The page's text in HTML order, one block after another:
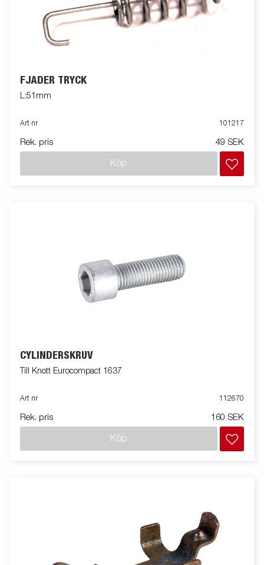
FJÄDER TRYCK
L:51mm
Art nr 101217
Rek. pris 49 SEK
Köp
CYLINDERSKRUV
Till Knott Eurocompact 1637
Art nr 112670
Rek. pris 160 SEK
Köp